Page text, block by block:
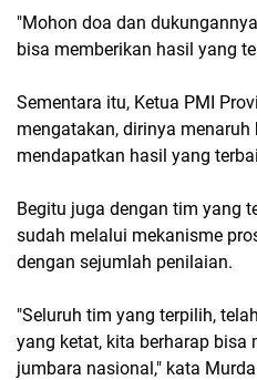
"Mohon doa dan
bisa memberikan hasil yang
Sementara itu, Ketua PMI
mengatakan, dirinya menaruh
mendapatkan hasil yang
Begitu juga dengan tim yang
sudah melalui mekanisme
dengan sejumlah penilaian.
"Seluruh tim yang terpilih,
yang ketat, kita berharap bisa
jumbara nasional," kata